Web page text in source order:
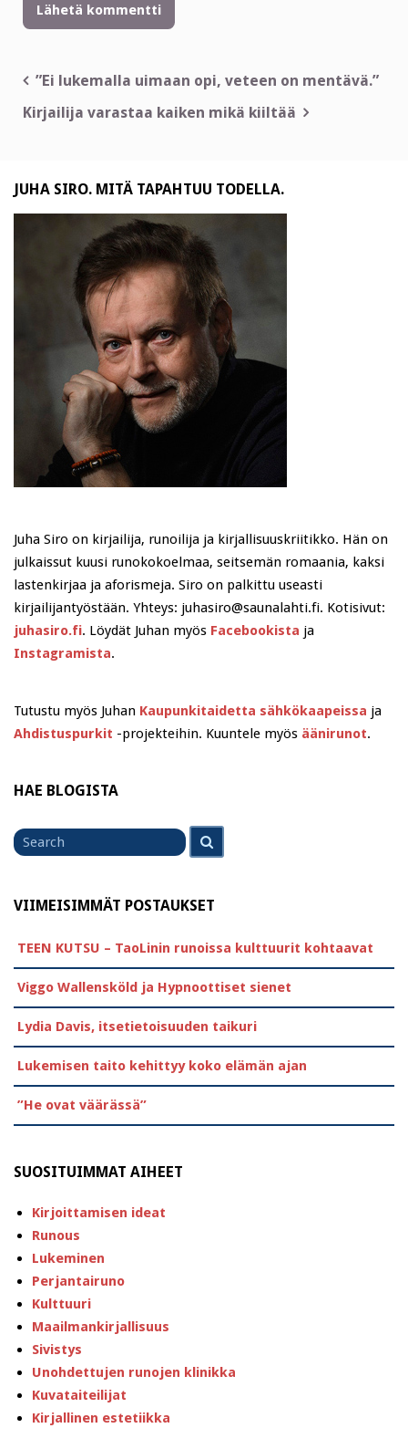
Artikkelien
selaus
”Ei lukemalla uimaan opi, veteen on mentävä.”
Kirjailija varastaa kaiken mikä kiiltää
JUHA SIRO. MITÄ TAPAHTUU TODELLA.
Juha Siro on kirjailija, runoilija ja kirjallisuuskriitikko. Hän on
julkaissut kuusi runokokoelmaa, seitsemän romaania, kaksi
lastenkirjaa ja aforismeja. Siro on palkittu useasti
kirjailijantyöstään. Yhteys: juhasiro@saunalahti.fi. Kotisivut:
juhasiro.fi. Löydät Juhan myös Facebookista ja
Instagramista.
Tutustu myös Juhan Kaupunkitaidetta sähkökaapeissa ja
Ahdistuspurkit -projekteihin. Kuuntele myös äänirunot.
HAE BLOGISTA
Search
for
VIIMEISIMMÄT POSTAUKSET
TEEN KUTSU – TaoLinin runoissa kulttuurit kohtaavat
Viggo Wallensköld ja Hypnoottiset sienet
Lydia Davis, itsetietoisuuden taikuri
Lukemisen taito kehittyy koko elämän ajan
”He ovat väärässä”
SUOSITUIMMAT AIHEET
Kirjoittamisen ideat
Runous
Lukeminen
Perjantairuno
Kulttuuri
Maailmankirjallisuus
Sivistys
Unohdettujen runojen klinikka
Kuvataiteilijat
Kirjallinen estetiikka